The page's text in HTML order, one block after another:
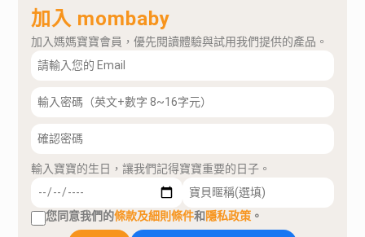
加入 mombaby
加入媽媽寶寶會員，優先閱讀體驗與試用我們提供的產品。
輸入寶寶的生日，讓我們記得寶寶重要的日子。
您同意我們的條款及細則條件和隱私政策 。